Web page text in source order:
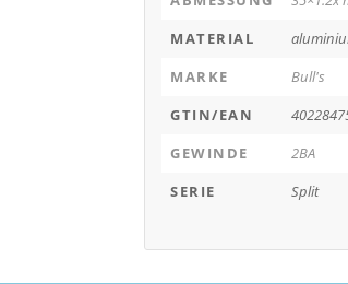
MATERIAL
MARKE
Bull's
GTIN/EAN
GEWINDE
2BA
SERIE
Split